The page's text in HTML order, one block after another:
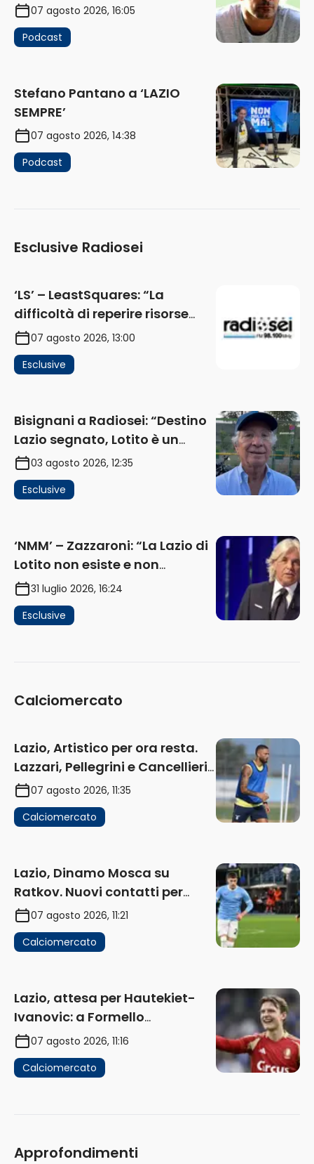
07 agosto 2026, 16:05
Podcast
Stefano Pantano a ‘LAZIO
SEMPRE’
07 agosto 2026, 14:38
Podcast
Esclusive Radiosei
‘LS’ – LeastSquares: “La
difficoltà di reperire risorse
impatta sul mercato. Senza
investimenti non arrivano i
ricavi” (AUDIO)
07 agosto 2026, 13:00
Esclusive
Bisignani a Radiosei: “Destino
Lazio segnato, Lotito è un
problema, la chiave sono
Flaminio e politica. La protesta
e gli interessi dei fondi”
03 agosto 2026, 12:35
Esclusive
‘NMM’ – Zazzaroni: “La Lazio di
Lotito non esiste e non
funziona più. E’ ora di lasciare,
ma lui non ascolta. Pignataro?
Ho verificato…” (AUDIO)
31 luglio 2026, 16:24
Esclusive
Calciomercato
Lazio, Artistico per ora resta.
Lazzari, Pellegrini e Cancellieri
in uscita
07 agosto 2026, 11:35
Calciomercato
Lazio, Dinamo Mosca su
Ratkov. Nuovi contatti per
Pinamonti
07 agosto 2026, 11:21
Calciomercato
Lazio, attesa per Hautekiet-
Ivanovic: a Formello
attendono risposte
07 agosto 2026, 11:16
Calciomercato
Approfondimenti